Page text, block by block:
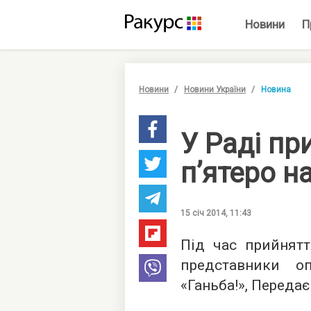
Новини
Новини Новини України Новина
У Раді
п’ятеро
15 січ 2014, 11:43
Під час
представники
«Ганьба!»,